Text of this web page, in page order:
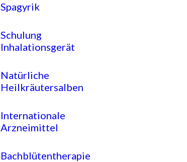
Spagyrik
Schulung
Inhalationsgerät
Natürliche
Heilkräutersalben
Internationale
Arzneimittel
Bachblütentherapie